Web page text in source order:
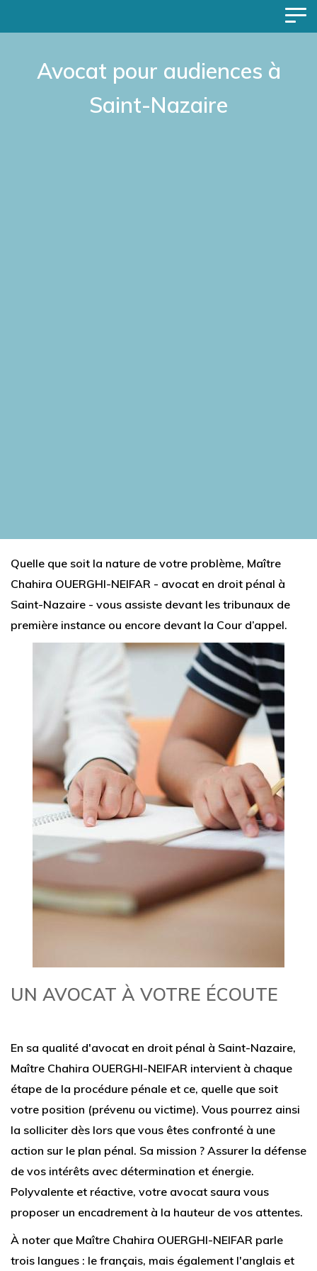
Avocat pour audiences à
Saint-Nazaire
Quelle que soit la nature de votre problème, Maître
Chahira OUERGHI-NEIFAR - avocat en droit pénal à
Saint-Nazaire - vous assiste devant les tribunaux de
première instance ou encore devant la Cour d’appel.
UN AVOCAT À VOTRE ÉCOUTE
En sa qualité d'avocat en droit pénal à Saint-Nazaire,
Maître Chahira OUERGHI-NEIFAR intervient à chaque
étape de la procédure pénale et ce, quelle que soit
votre position (prévenu ou victime). Vous pourrez ainsi
la solliciter dès lors que vous êtes confronté à une
action sur le plan pénal. Sa mission ? Assurer la défense
de vos intérêts avec détermination et énergie.
Polyvalente et réactive, votre avocat saura vous
proposer un encadrement à la hauteur de vos attentes.
À noter que Maître Chahira OUERGHI-NEIFAR parle
trois langues : le français, mais également l'anglais et